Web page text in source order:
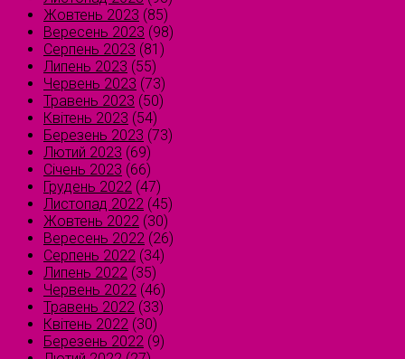
Жовтень 2023 (85)
Вересень 2023 (98)
Серпень 2023 (81)
Липень 2023 (55)
Червень 2023 (73)
Травень 2023 (50)
Квітень 2023 (54)
Березень 2023 (73)
Лютий 2023 (69)
Січень 2023 (66)
Грудень 2022 (47)
Листопад 2022 (45)
Жовтень 2022 (30)
Вересень 2022 (26)
Серпень 2022 (34)
Липень 2022 (35)
Червень 2022 (46)
Травень 2022 (33)
Квітень 2022 (30)
Березень 2022 (9)